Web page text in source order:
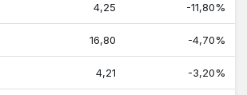
4,25 -11,80%
16,80 -4,70%
4,21 -3,20%